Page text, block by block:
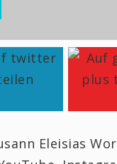
Eleisias